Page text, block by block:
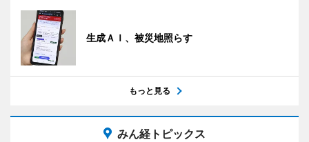
生成ＡＩ、被災地照らす
もっと見る
みん経トピックス